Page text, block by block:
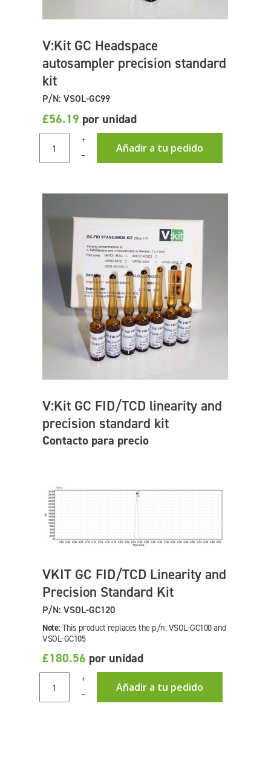
V:Kit GC Headspace
autosampler precision standard
kit
P/N: VSOL-GC99
£56.19 por unidad
+
Añadir a tu pedido
–
V:Kit GC FID/TCD linearity and
precision standard kit
Contacto para precio
VKIT GC FID/TCD Linearity and
Precision Standard Kit
P/N: VSOL-GC120
Note: This product replaces the p/n: VSOL-GC100 and
VSOL-GC105
£180.56 por unidad
+
Añadir a tu pedido
–